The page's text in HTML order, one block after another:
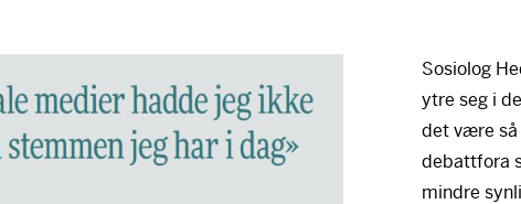
Sosiolog
ytre seg i
det være så
debattfora
mindre